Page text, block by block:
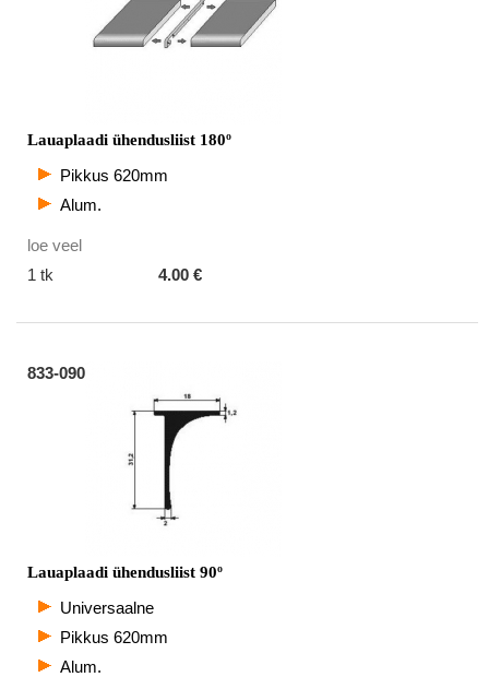
Lauaplaadi ühendusliist 180º
Pikkus 620mm
Alum.
loe veel
1 tk
4.00 €
833-090
Lauaplaadi ühendusliist 90º
Universaalne
Pikkus 620mm
Alum.